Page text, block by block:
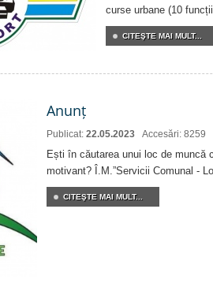
curse urbane (10
CITEŞTE MAI MULT...
Anunț
Publicat: 22.05.2023 Accesări: 8259
Ești în căutarea unui loc de muncă
motivant? Î.M.”Servicii Comunal -
CITEŞTE MAI MULT...